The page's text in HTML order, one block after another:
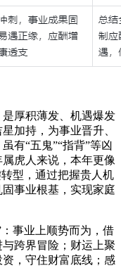
是厚积薄发、机遇爆发
加持，为事业晋升、
有“五鬼”“指背”等凶
虎人来说，本年更像
型，通过把握贵人机
事业根基，实现家庭
事业上顺势而为，借
跨界冒险；财运上聚
，守住财富底线；感